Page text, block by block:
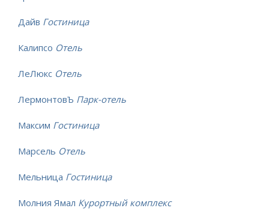
Дайв Гостиница
Калипсо Отель
ЛеЛюкс Отель
ЛермонтовЪ Парк-отель
Максим Гостиница
Марсель Отель
Мельница Гостиница
Молния Ямал Курортный комплекс